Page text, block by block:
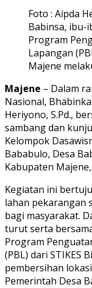
Foto : Aipda
Babinsa, ibu-
Program
Lapangan
Majene
Majene – Dalam
Nasional,
Heriyono, S.Pd.,
sambang dan
Kelompok
Bababulo, Desa
Kabupaten
Kegiatan ini
lahan pekarangan
bagi masyarakat.
turut serta
Program
(PBL) dari STIKES
pembersihan
Pemerintah Desa